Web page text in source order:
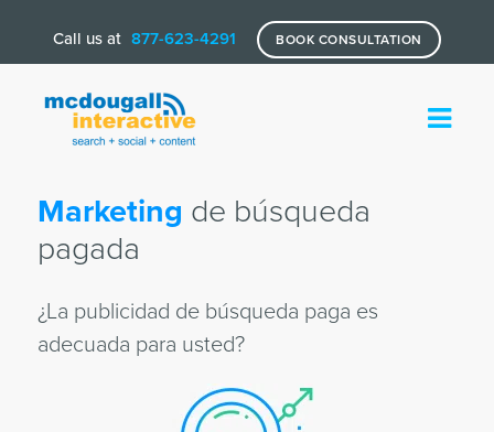
Call us at 877-623-4291 BOOK CONSULTATION
Marketing de búsqueda
pagada
¿La publicidad de búsqueda paga es
adecuada para usted?